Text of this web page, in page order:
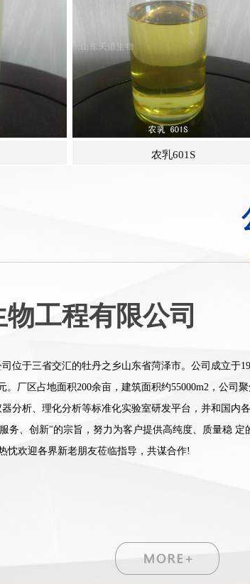
）专用助剂 悬乳剂（SE）专
工程有限公司
位于三省交汇的牡丹之乡山东省菏泽市。公司成立于
。厂区占地面积200余亩，建筑面积约55000m2，公司
分析、理化分析等标准化实验室研发平台，并和国内
务、创新"的宗旨，努力为客户提供高纯度、质量稳
忱欢迎各界新老朋友莅临指导，共谋合作!